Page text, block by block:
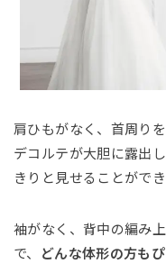
肩ひもがなく、首周り
デコルテが大胆に露出
きりと見せることができ
袖がなく、背中の編み
で、
どんな体形の方も